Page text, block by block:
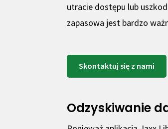
utracie dostępu lub
zapasowa jest bardzo
Skontaktuj się z nami
Odzyskiwanie